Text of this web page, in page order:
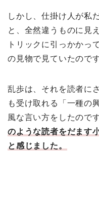
しかし、仕掛け人が私
と、全然違うものに見
トリックに引っかかっ
の見物で見ていたのです
乱歩は、それを読者に
も受け取れる「一種の
風な言い方をしたのです
のような読者をだます
と感じました。